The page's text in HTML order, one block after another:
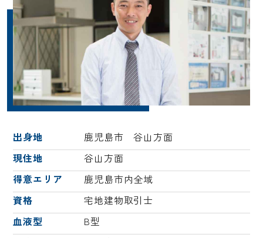
出身地
鹿児島市 谷山方面
現住地
谷山方面
得意エリア
鹿児島市内全域
資格
宅地建物取引士
血液型
B型